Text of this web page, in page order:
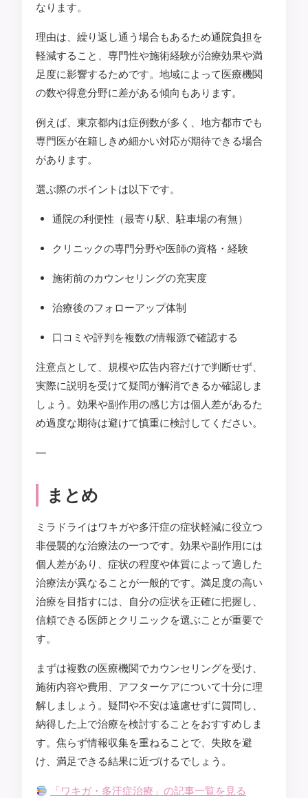
なります。
理由は、繰り返し通う場合もあるため通院負担を
軽減すること、専門性や施術経験が治療効果や満
足度に影響するためです。地域によって医療機関
の数や得意分野に差がある傾向もあります。
例えば、東京都内は症例数が多く、地方都市でも
専門医が在籍しきめ細かい対応が期待できる場合
があります。
選ぶ際のポイントは以下です。
通院の利便性（最寄り駅、駐車場の有無）
クリニックの専門分野や医師の資格・経験
施術前のカウンセリングの充実度
治療後のフォローアップ体制
口コミや評判を複数の情報源で確認する
注意点として、規模や広告内容だけで判断せず、
実際に説明を受けて疑問が解消できるか確認しま
しょう。効果や副作用の感じ方は個人差があるた
め過度な期待は避けて慎重に検討してください。
—
まとめ
ミラドライはワキガや多汗症の症状軽減に役立つ
非侵襲的な治療法の一つです。効果や副作用には
個人差があり、症状の程度や体質によって適した
治療法が異なることが一般的です。満足度の高い
治療を目指すには、自分の症状を正確に把握し、
信頼できる医師とクリニックを選ぶことが重要で
す。
まずは複数の医療機関でカウンセリングを受け、
施術内容や費用、アフターケアについて十分に理
解しましょう。疑問や不安は遠慮せずに質問し、
納得した上で治療を検討することをおすすめしま
す。焦らず情報収集を重ねることで、失敗を避
け、満足できる結果に近づけるでしょう。
「ワキガ・多汗症治療」の記事一覧を見る